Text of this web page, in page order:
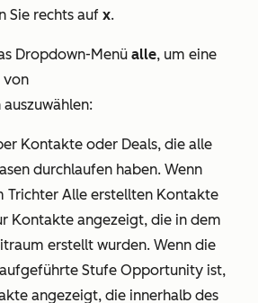
Sie rechts auf x.
Dropdown-Menü alle, um eine
von
auszuwählen:
Kontakte oder Deals, die alle
durchlaufen haben. Wenn
Trichter Alle erstellten Kontakte
Kontakte angezeigt, die in dem
erstellt wurden. Wenn die
Stufe Opportunity ist,
angezeigt, die innerhalb des